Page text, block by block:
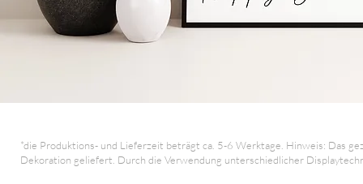
*die Produktions- und Lieferzeit beträgt ca. 5-6 Werktage. Hinweis: Das
Dekoration geliefert. Durch die Verwendung unterschiedlicher